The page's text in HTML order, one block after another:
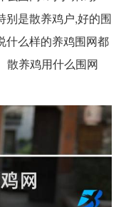
别是散养鸡户,好的围
什么样的养鸡围网都
散养鸡用什么围网